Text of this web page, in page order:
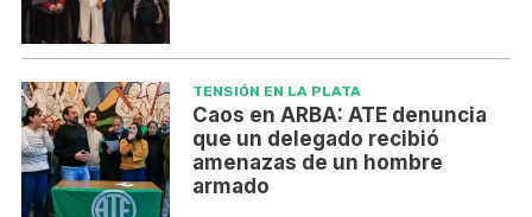
TENSIÓN EN LA PLATA
Caos en ARBA: ATE denuncia
que un delegado recibió
amenazas de un hombre
armado